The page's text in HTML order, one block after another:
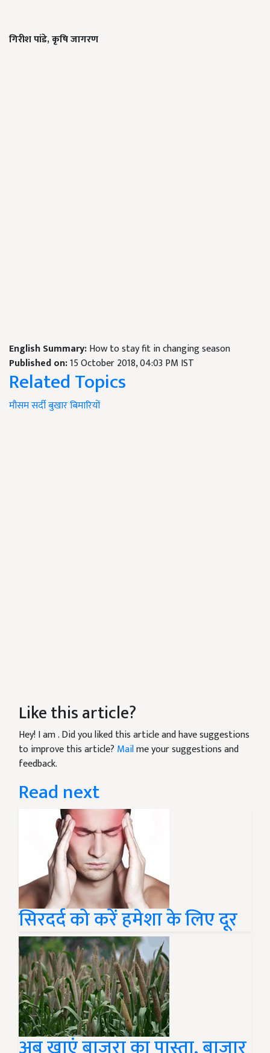
गिरीश पांडे,कृषि जागरण
English Summary:How to stay fit in changing season
Published on:15 October 2018, 04:03 PM IST
Related Topics
मौसमसर्दीबुखारबिमारियों
Like this article?
Hey! I am. Did you liked this article and have suggestions
to improve this article? Mailme your suggestions and
feedback.
Read next
सिरदर्द को करें हमेशा के लिए दूर